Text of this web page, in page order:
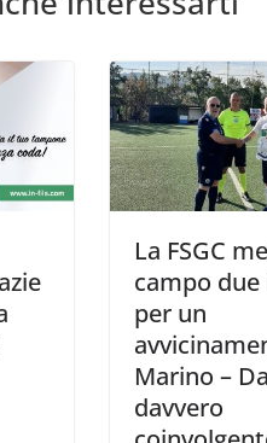
La FSGC
campo
per un
Marino –
davvero